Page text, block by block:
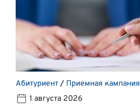
Абитуриент / Приемная кампания
1 августа 2026